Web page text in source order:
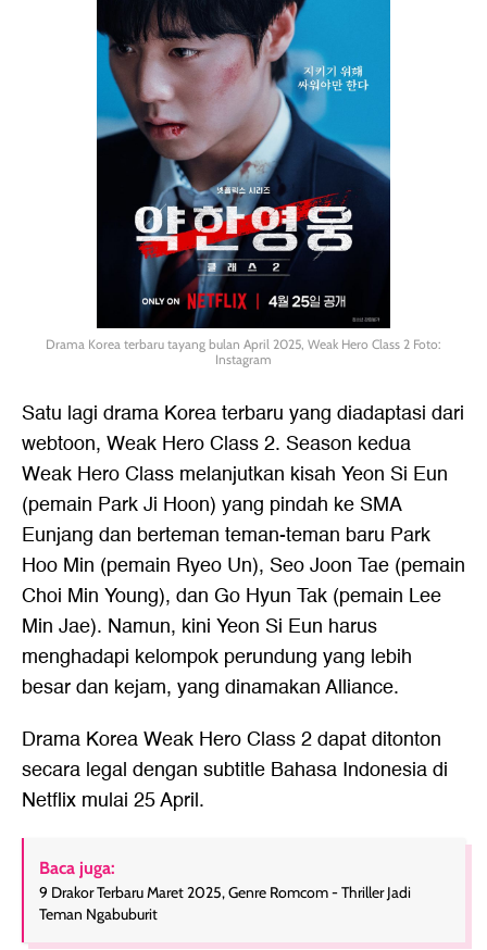
Drama Korea terbaru tayang bulan April 2025, Weak Hero Class 2 Foto:
Instagram
Satu lagi drama Korea terbaru yang diadaptasi dari
webtoon, Weak Hero Class 2. Season kedua
Weak Hero Class melanjutkan kisah Yeon Si Eun
(pemain Park Ji Hoon) yang pindah ke SMA
Eunjang dan berteman teman-teman baru Park
Hoo Min (pemain Ryeo Un), Seo Joon Tae (pemain
Choi Min Young), dan Go Hyun Tak (pemain Lee
Min Jae). Namun, kini Yeon Si Eun harus
menghadapi kelompok perundung yang lebih
besar dan kejam, yang dinamakan Alliance.
Drama Korea Weak Hero Class 2 dapat ditonton
secara legal dengan subtitle Bahasa Indonesia di
Netflix mulai 25 April.
Baca juga:
9 Drakor Terbaru Maret 2025, Genre Romcom - Thriller Jadi
Teman Ngabuburit